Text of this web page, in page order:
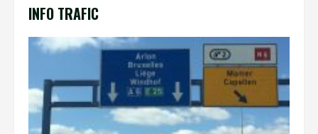
INFO TRAFIC